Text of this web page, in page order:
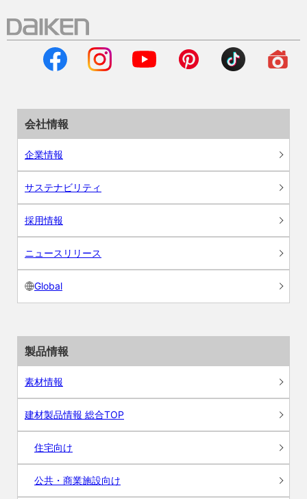
会社情報
企業情報
サステナビリティ
採用情報
ニュースリリース
Global
製品情報
素材情報
建材製品情報 総合TOP
住宅向け
公共・商業施設向け